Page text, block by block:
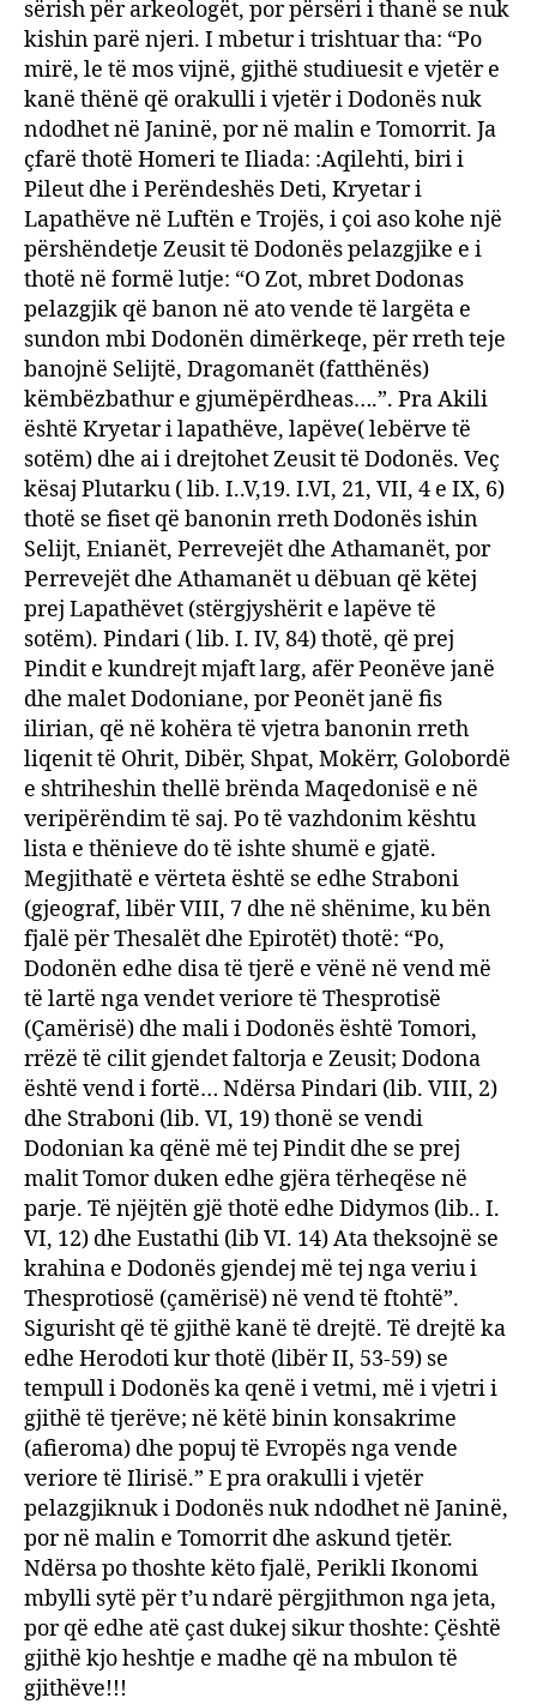
sërish për arkeologët, por përsëri i thanë se nuk
kishin parë njeri. I mbetur i trishtuar tha: “Po
mirë, le të mos vijnë, gjithë studiuesit e vjetër e
kanë thënë që orakulli i vjetër i Dodonës nuk
ndodhet në Janinë, por në malin e Tomorrit. Ja
çfarë thotë Homeri te Iliada: :Aqilehti, biri i
Pileut dhe i Perëndeshës Deti, Kryetar i
Lapathëve në Luftën e Trojës, i çoi aso kohe një
përshëndetje Zeusit të Dodonës pelazgjike e i
thotë në formë lutje: “O Zot, mbret Dodonas
pelazgjik që banon në ato vende të largëta e
sundon mbi Dodonën dimërkeqe, për rreth teje
banojnë Selijtë, Dragomanët (fatthënës)
këmbëzbathur e gjumëpërdheas….”. Pra Akili
është Kryetar i lapathëve, lapëve( lebërve të
sotëm) dhe ai i drejtohet Zeusit të Dodonës. Veç
kësaj Plutarku ( lib. I..V,19. I.VI, 21, VII, 4 e IX, 6)
thotë se fiset që banonin rreth Dodonës ishin
Selijt, Enianët, Perrevejët dhe Athamanët, por
Perrevejët dhe Athamanët u dëbuan që këtej
prej Lapathëvet (stërgjyshërit e lapëve të
sotëm). Pindari ( lib. I. IV, 84) thotë, që prej
Pindit e kundrejt mjaft larg, afër Peonëve janë
dhe malet Dodoniane, por Peonët janë fis
ilirian, që në kohëra të vjetra banonin rreth
liqenit të Ohrit, Dibër, Shpat, Mokërr, Golobordë
e shtriheshin thellë brënda Maqedonisë e në
veripërëndim të saj. Po të vazhdonim kështu
lista e thënieve do të ishte shumë e gjatë.
Megjithatë e vërteta është se edhe Straboni
(gjeograf, libër VIII, 7 dhe në shënime, ku bën
fjalë për Thesalët dhe Epirotët) thotë: “Po,
Dodonën edhe disa të tjerë e vënë në vend më
të lartë nga vendet veriore të Thesprotisë
(Çamërisë) dhe mali i Dodonës është Tomori,
rrëzë të cilit gjendet faltorja e Zeusit; Dodona
është vend i fortë… Ndërsa Pindari (lib. VIII, 2)
dhe Straboni (lib. VI, 19) thonë se vendi
Dodonian ka qënë më tej Pindit dhe se prej
malit Tomor duken edhe gjëra tërheqëse në
parje. Të njëjtën gjë thotë edhe Didymos (lib.. I.
VI, 12) dhe Eustathi (lib VI. 14) Ata theksojnë se
krahina e Dodonës gjendej më tej nga veriu i
Thesprotiosë (çamërisë) në vend të ftohtë”.
Sigurisht që të gjithë kanë të drejtë. Të drejtë ka
edhe Herodoti kur thotë (libër II, 53-59) se
tempull i Dodonës ka qenë i vetmi, më i vjetri i
gjithë të tjerëve; në këtë binin konsakrime
(afieroma) dhe popuj të Evropës nga vende
veriore të Ilirisë.” E pra orakulli i vjetër
pelazgjiknuk i Dodonës nuk ndodhet në Janinë,
por në malin e Tomorrit dhe askund tjetër.
Ndërsa po thoshte këto fjalë, Perikli Ikonomi
mbylli sytë për t’u ndarë përgjithmon nga jeta,
por që edhe atë çast dukej sikur thoshte: Çështë
gjithë kjo heshtje e madhe që na mbulon të
gjithëve!!!